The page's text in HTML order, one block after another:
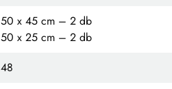
50 x 45 cm – 2 db
50 x 25 cm – 2 db
48